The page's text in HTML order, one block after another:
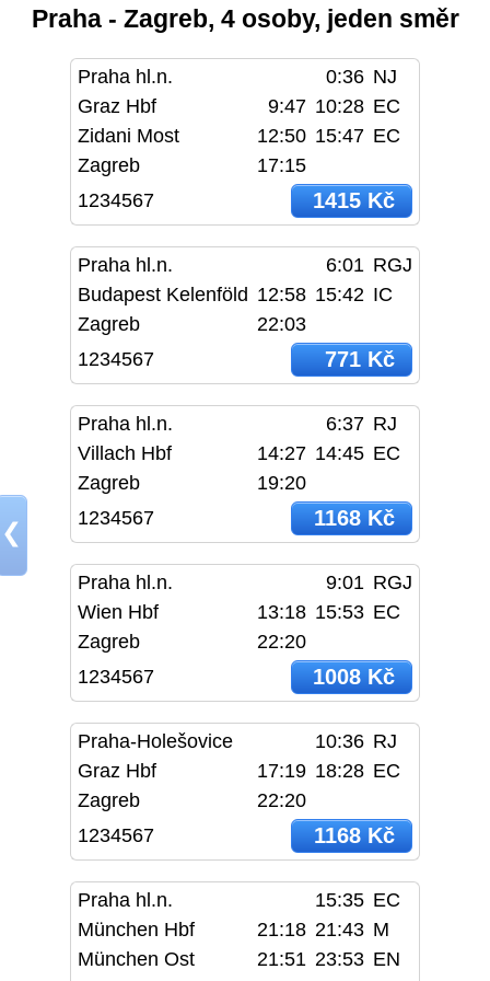
❮
Praha - Zagreb, 4 osoby, jeden směr
Praha hl.n. 0:36 NJ
Graz Hbf
9:47 10:28 EC
Zidani Most
12:50 15:47 EC
Zagreb
17:15
1234567
1415 Kč
Praha hl.n. 6:01 RGJ
Budapest Kelenföld 12:58 15:42 IC
Zagreb
22:03
1234567
771 Kč
Praha hl.n. 6:37 RJ
Villach Hbf
14:27 14:45 EC
Zagreb
19:20
1234567
1168 Kč
Praha hl.n. 9:01 RGJ
Wien Hbf
13:18 15:53 EC
Zagreb
22:20
1234567
1008 Kč
Praha-Holešovice 10:36 RJ
Graz Hbf
17:19 18:28 EC
Zagreb
22:20
1234567
1168 Kč
Praha hl.n. 15:35 EC
München Hbf
21:18 21:43 M
München Ost
21:51 23:53 EN